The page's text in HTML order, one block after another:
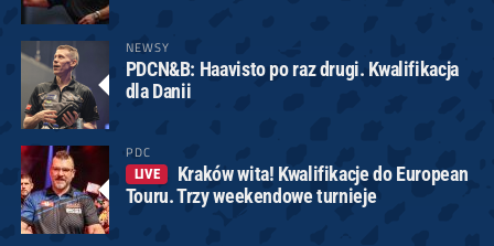
NEWSY
PDCN&B: Haavisto po raz drugi. Kwalifikacja
dla Danii
PDC
LIVE
Kraków wita! Kwalifikacje do European
Touru. Trzy weekendowe turnieje